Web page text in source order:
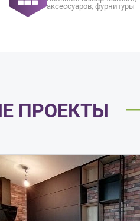
аксессуаров, фурнитуры
ПРОЕКТЫ